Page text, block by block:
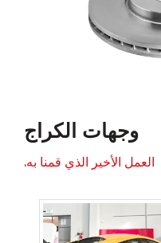
وجهات الكراج
العمل الأخير الذي قمنا به.